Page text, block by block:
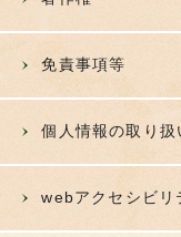
免責事項等
個人情報の取り扱
webアクセシビリ